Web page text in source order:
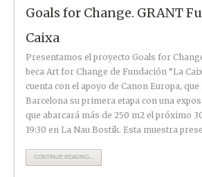
Goals for Change. GRANT
Caixa
Presentamos el proyecto Goals for
beca Art for Change de Fundación “La
cuenta con el apoyo de Canon Europa,
Barcelona su primera etapa con una
que abarcará más de 250 m2 el próximo
19:30 en La Nau Bostik. Esta muestra
CONTINUE READING...